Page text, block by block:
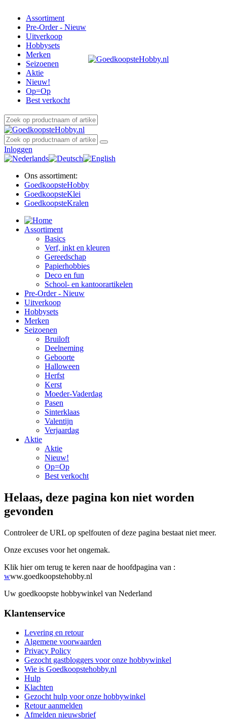
Assortiment
Pre-Order - Nieuw
Uitverkoop
Hobbysets
Merken
Seizoenen
Aktie
Nieuw!
Op=Op
Best verkocht
Inloggen
Ons assortiment:
GoedkoopsteHobby
GoedkoopsteKlei
GoedkoopsteKralen
Assortiment
Basics
Verf, inkt en kleuren
Gereedschap
Papierhobbies
Deco en fun
School- en kantoorartikelen
Pre-Order - Nieuw
Uitverkoop
Hobbysets
Merken
Seizoenen
Bruiloft
Deelneming
Geboorte
Halloween
Herfst
Kerst
Moeder-Vaderdag
Pasen
Sinterklaas
Valentijn
Verjaardag
Aktie
Aktie
Nieuw!
Op=Op
Best verkocht
Helaas, deze pagina kon niet worden
gevonden
Controleer de URL op spelfouten of deze pagina bestaat niet meer.
Onze excuses voor het ongemak.
Klik hier om terug te keren naar de hoofdpagina van :
www.goedkoopstehobby.nl
Uw goedkoopste hobbywinkel van Nederland
Klantenservice
Levering en retour
Algemene voorwaarden
Privacy Policy
Gezocht gastbloggers voor onze hobbywinkel
Wie is Goedkoopstehobby.nl
Hulp
Klachten
Gezocht hulp voor onze hobbywinkel
Retour aanmelden
Afmelden nieuwsbrief